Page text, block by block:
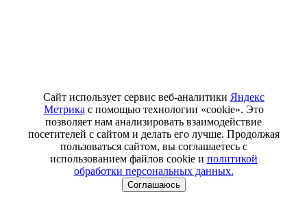
Сайт использует сервис веб-аналитики Яндекс
Метрика с помощью технологии «cookie». Это
позволяет нам анализировать взаимодействие
посетителей с сайтом и делать его лучше. Продолжая
пользоваться сайтом, вы соглашаетесь с
использованием файлов cookie и политикой
обработки персональных данных.
Соглашаюсь